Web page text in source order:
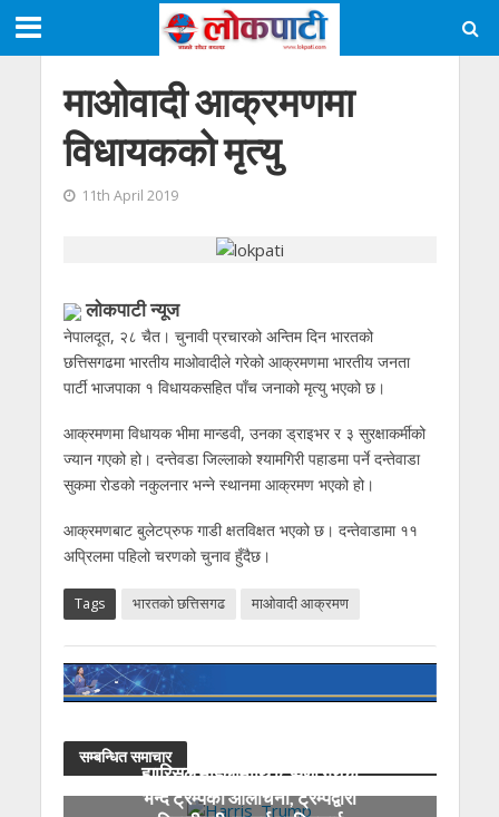
माओवादी आक्रमणमा
विधायकको मृत्यु
11th April 2019
लाेकपाटी न्यूज
नेपालदूत, २८ चैत। चुनावी प्रचारको अन्तिम दिन भारतको
छत्तिसगढमा भारतीय माओवादीले गरेको आक्रमणमा भारतीय जनता
पार्टी भाजपाका १ विधायकसहित पाँच जनाको मृत्यु भएको छ।
आक्रमणमा विधायक भीमा मान्डवी, उनका ड्राइभर र ३ सुरक्षाकर्मीको
ज्यान गएको हो। दन्तेवडा जिल्लाको श्यामगिरी पहाडमा पर्ने दन्तेवाडा
सुकमा रोडको नकुलनार भन्ने स्थानमा आक्रमण भएको हो।
आक्रमणबाट बुलेटप्रुफ गाडी क्षतविक्षत भएको छ। दन्तेवाडामा ११
अप्रिलमा पहिलो चरणको चुनाव हुँदैछ।
Tags भारतको छत्तिसगढ माओवादी आक्रमण
सम्बन्धित समाचार
ह्यारिसले महिलामाथि टिप्पणी गरेको
भन्दै ट्रम्पको आलोचना, ट्रम्पद्वारा